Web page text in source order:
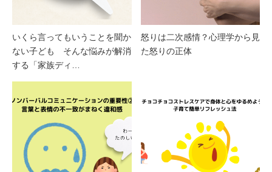
いくら言ってもいうことを聞か
ない子ども そんな悩みが解消
する「家族ディ…
怒りは二次感情？心理学から見
た怒りの正体